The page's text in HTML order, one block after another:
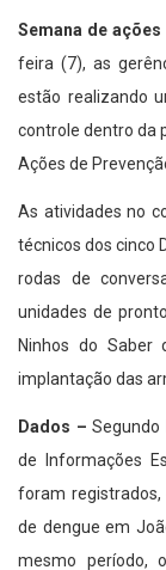
Semana de ações
feira (7), as
estão realizando
controle dentro da
Ações de
As atividades no
técnicos dos cinco
rodas de
unidades de
Ninhos do Saber
implantação das
Dados – Segundo
de Informações
foram registrados,
de dengue em
mesmo período,